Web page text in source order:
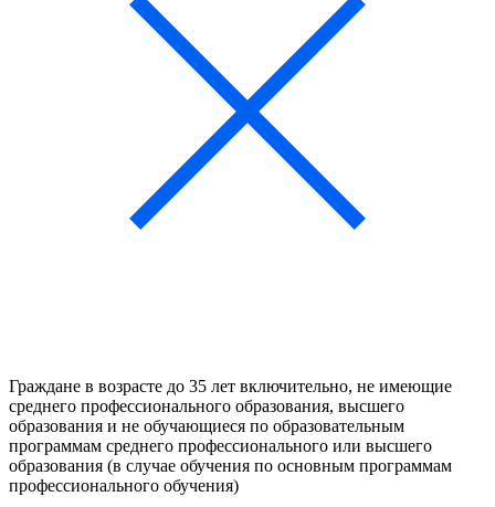
Граждане в возрасте до 35 лет включительно, не имеющие
среднего профессионального образования, высшего
образования и не обучающиеся по образовательным
программам среднего профессионального или высшего
образования (в случае обучения по основным программам
профессионального обучения)